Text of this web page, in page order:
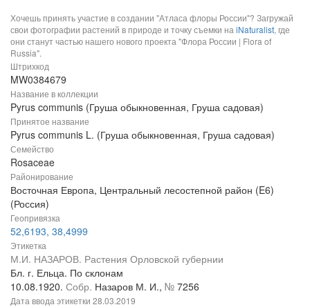
Хочешь принять участие в создании "Атласа флоры России"? Загружай
свои фотографии растений в природе и точку съемки наiNaturalist, где
они станут частью нашего нового проекта "Флора России | Flora of
Russia".
Штрихкод
MW0384679
Название в коллекции
Pyrus communis (Груша обыкновенная, Груша садовая)
Принятое название
Pyrus communis L. (Груша обыкновенная, Груша садовая)
Семейство
Rosaceae
Районирование
Восточная Европа, Центральный лесостепной район (E6)
(Россия)
Геопривязка
52,6193, 38,4999
Этикетка
М.И. НАЗАРОВ. Растения Орловской губернии
Бл. г. Ельца. По склонам
10.08.1920. Собр. Назаров М. И., № 7256
Дата ввода этикетки 28.03.2019